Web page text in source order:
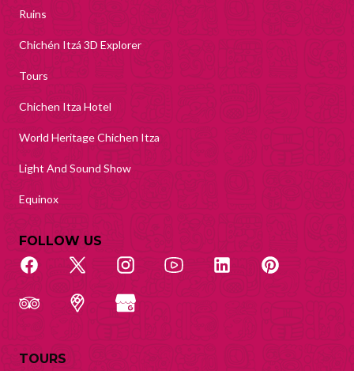
Ruins
Chichén Itzá 3D Explorer
Tours
Chichen Itza Hotel
World Heritage Chichen Itza
Light And Sound Show
Equinox
FOLLOW US
TOURS